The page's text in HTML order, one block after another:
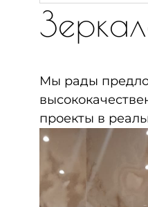
Мы рады
проекты в